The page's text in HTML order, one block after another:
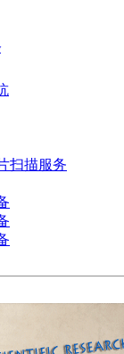
扫描服务